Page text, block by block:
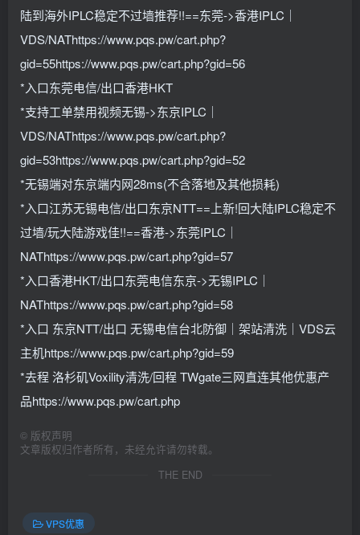
陆到海外IPLC稳定不过墙推荐!!==东莞->香港IPLC｜
VDS/NAThttps://www.pqs.pw/cart.php?
gid=55https://www.pqs.pw/cart.php?gid=56
*入口东莞电信/出口香港HKT
*支持工单禁用视频无锡->东京IPLC｜
VDS/NAThttps://www.pqs.pw/cart.php?
gid=53https://www.pqs.pw/cart.php?gid=52
*无锡端对东京端内网28ms(不含落地及其他损耗)
*入口江苏无锡电信/出口东京NTT==上新!回大陆IPLC稳定不
过墙/玩大陆游戏佳!!==香港->东莞IPLC｜
NAThttps://www.pqs.pw/cart.php?gid=57
*入口香港HKT/出口东莞电信东京->无锡IPLC｜
NAThttps://www.pqs.pw/cart.php?gid=58
*入口 东京NTT/出口 无锡电信台北防御｜架站清洗｜VDS云
主机https://www.pqs.pw/cart.php?gid=59
*去程 洛杉矶Voxility清洗/回程 TWgate三网直连其他优惠产
品https://www.pqs.pw/cart.php
© 版权声明
文章版权归作者所有，未经允许请勿转载。
THE END
VPS优惠